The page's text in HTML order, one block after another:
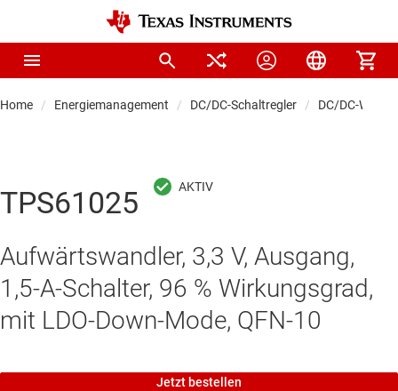
Home Energiemanagement DC/DC-Schaltregler DC/DC-
TPS61025
Aufwärtswandler, 3,3 V, Ausgang,
1,5-A-Schalter, 96 % Wirkungsgrad,
mit LDO-Down-Mode, QFN-10
Jetzt bestellen